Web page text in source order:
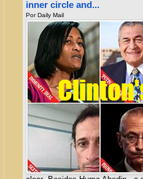
inner circle and...
PorDaily Mail